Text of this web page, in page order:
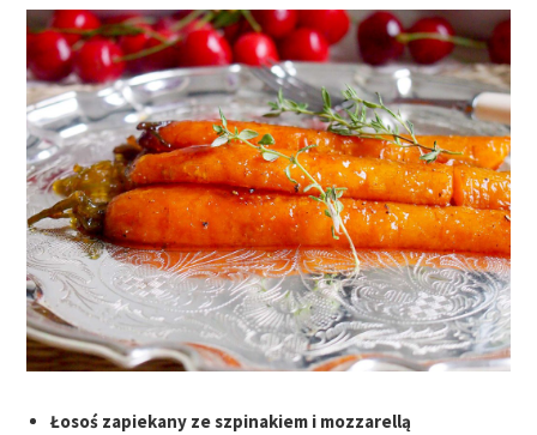
Łosoś zapiekany ze szpinakiem i mozzarellą